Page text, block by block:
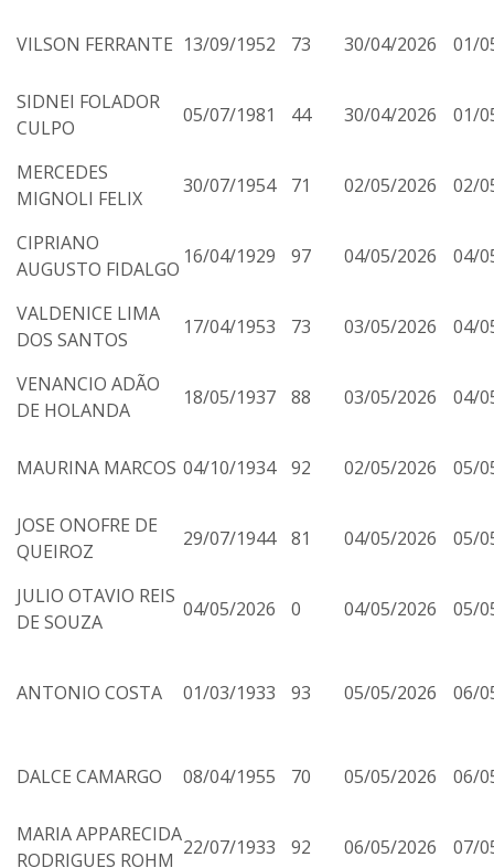
VILSON FERRANTE 13/09/1952 73 30/04/2026 01/
SIDNEI FOLADOR
CULPO
05/07/1981 44 30/04/2026 01/
MERCEDES
MIGNOLI FELIX
30/07/1954 71 02/05/2026 02/
CIPRIANO
AUGUSTO FIDALGO
16/04/1929 97 04/05/2026 04/
VALDENICE LIMA
DOS SANTOS
17/04/1953 73 03/05/2026 04/
VENANCIO ADÃO
DE HOLANDA
18/05/1937 88 03/05/2026 04/
MAURINA MARCOS 04/10/1934 92 02/05/2026 05/
JOSE ONOFRE DE
QUEIROZ
29/07/1944 81 04/05/2026 05/
JULIO OTAVIO REIS
DE SOUZA
04/05/2026 0 04/05/2026 05/
ANTONIO COSTA 01/03/1933 93 05/05/2026 06/
DALCE CAMARGO 08/04/1955 70 05/05/2026 06/
MARIA APPARECIDA
RODRIGUES ROHM
22/07/1933 92 06/05/2026 07/